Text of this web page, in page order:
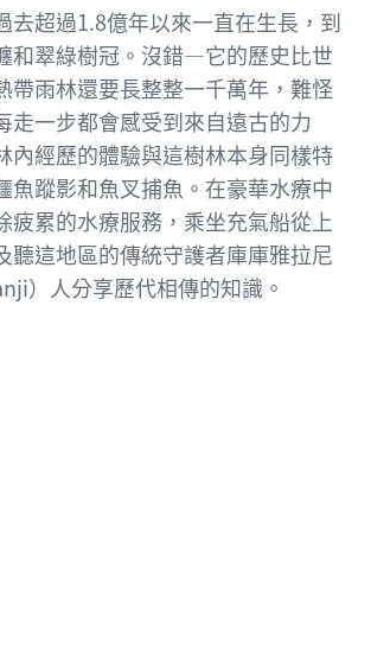
去超過1.8億年以來一直在生長，到
和翠綠樹冠。沒錯—它的歷史比世
帶雨林還要長整整一千萬年，難怪
走一步都會感受到來自遠古的力
內經歷的體驗與這樹林本身同樣特
魚蹤影和魚叉捕魚。在豪華水療中
疲累的水療服務，乘坐充氣船從上
聽這地區的傳統守護者庫庫雅拉尼
）人分享歷代相傳的知識。